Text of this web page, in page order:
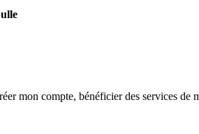
mon compte, bénéficier des services de